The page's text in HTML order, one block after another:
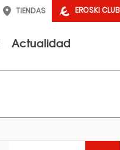
EROSKI CLUB
TIENDAS
Actualidad